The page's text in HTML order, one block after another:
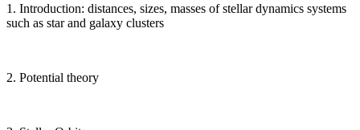
1. Introduction: distances, sizes, masses of stellar dynamics systems
such as star and galaxy clusters
2. Potential theory